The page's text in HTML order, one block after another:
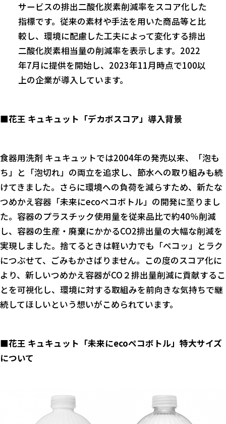
サービスの排出二酸化炭素削減率をスコア化した
指標です。従来の素材や手法を用いた商品等と比
較し、環境に配慮した工夫によって変化する排出
二酸化炭素相当量の削減率を表示します。2022
年7月に提供を開始し、2023年11月時点で100以
上の企業が導入しています。
■花王 キュキュット「デカボスコア」導入背景
食器用洗剤 キュキュットでは2004年の発売以来、「泡も
ち」と「泡切れ」の両立を追求し、節水への取り組みも続
けてきました。さらに環境への負荷を減らすため、新たな
つめかえ容器「未来にecoペコボトル」の開発に至りまし
た。容器のプラスチック使用量を従来品比で約40％削減
し、容器の生産・廃棄にかかるCO2排出量の大幅な削減を
実現しました。捨てるときは軽い力でも「ペコッ」とラク
につぶせて、ごみもかさばりません。この度のスコア化に
より、新しいつめかえ容器がCO２排出量削減に貢献するこ
とを可視化し、環境に対する取組みを前向きな気持ちで継
続してほしいという想いがこめられています。
■花王 キュキュット「未来にecoペコボトル」特大サイズ
について